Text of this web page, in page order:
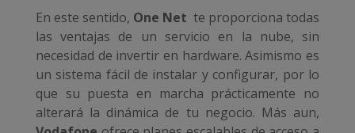
En este sentido, One Net te proporciona todas
las ventajas de un servicio en la nube, sin
necesidad de invertir en hardware. Asimismo es
un sistema fácil de instalar y configurar, por lo
que su puesta en marcha prácticamente no
alterará la dinámica de tu negocio. Más aun,